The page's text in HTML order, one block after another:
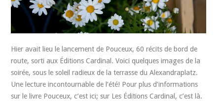
Hier avait lieu le lancement de Pouceux, 60 récits de bord de
route, sorti aux Éditions Cardinal. Voici quelques images de la
soirée, sous le soleil radieux de la terrasse du Alexandraplatz.
Une lecture incontournable de l’été! Pour plus d’informations
sur le livre Pouceux, c’est ici; sur Les Éditions Cardinal, c’est là.